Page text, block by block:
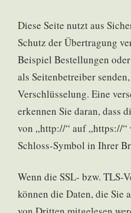
Diese Seite nutzt aus
Schutz der Übertragung
Beispiel Bestellungen
als Seitenbetreiber
Verschlüsselung. Eine
erkennen Sie daran, dass
von „http://“ auf „https://“
Schloss-Symbol in Ihrer
Wenn die SSL- bzw. TLS-
können die Daten, die Sie